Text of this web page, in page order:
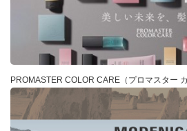
PROMASTER COLOR CARE（プロマスター カ